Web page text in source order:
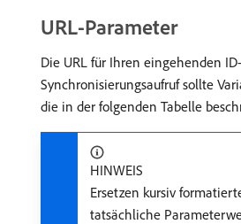
URL-Parameter
Die URL für Ihren eingehenden ID-
Synchronisierungsaufruf sollte
die in der folgenden Tabelle
HINWEIS
Ersetzen kursiv
tatsächliche